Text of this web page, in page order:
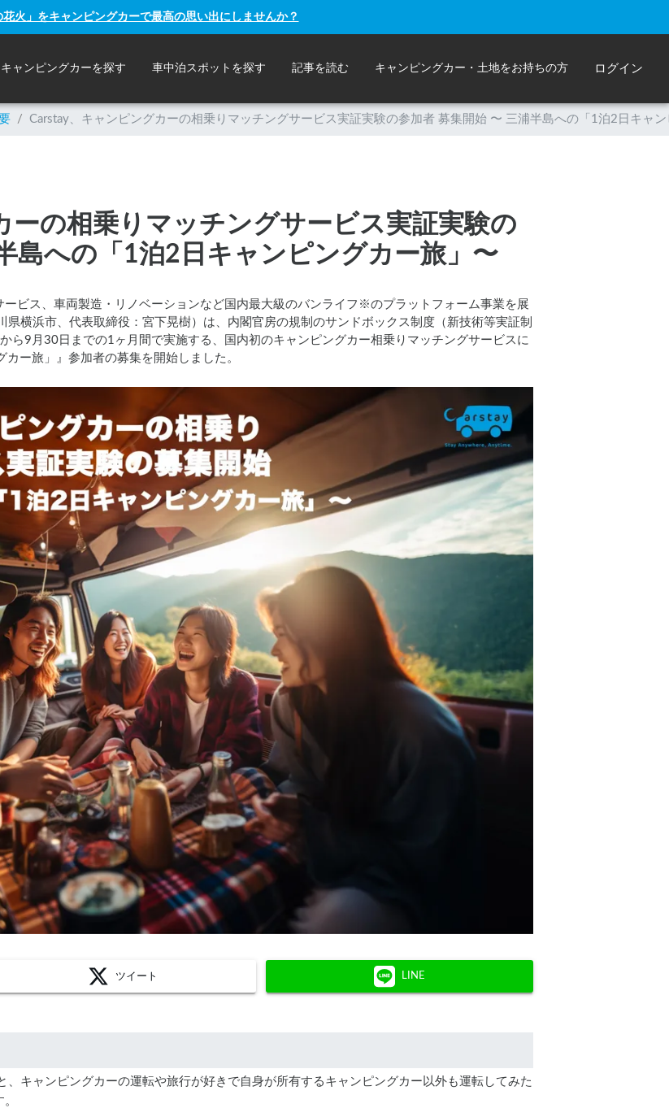
火」をキャンピングカーで最高の思い出にしませんか？
キャンピングカーを探す 車中泊スポットを探す 記事を読む キャンピングカー・土地をお持ちの方 ログイン
/ Carstay、キャンピングカーの相乗りマッチングサービス実証実験の参加者 募集開始 〜 三浦半島への「1泊2日キャ
ーの相乗りマッチングサービス実証実験の
島への「1泊2日キャンピングカー旅」〜
ビス、車両製造・リノベーションなど国内最大級のバンライフ※のプラットフォーム事業を展
県横浜市、代表取締役：宮下晃樹）は、内閣官房の規制のサンドボックス制度（新技術等実証制
ら9月30日までの1ヶ月間で実施する、国内初のキャンピングカー相乗りマッチングサービスに
ー旅」』参加者の募集を開始しました。
ツイート LINE
キャンピングカーの運転や旅行が好きで自身が所有するキャンピングカー以外も運転してみた